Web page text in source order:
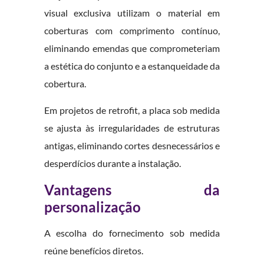
visual exclusiva utilizam o material em
coberturas com comprimento contínuo,
eliminando emendas que comprometeriam
a estética do conjunto e a estanqueidade da
cobertura.
Em projetos de retrofit, a placa sob medida
se ajusta às irregularidades de estruturas
antigas, eliminando cortes desnecessários e
desperdícios durante a instalação.
Vantagens da
personalização
A escolha do fornecimento sob medida
reúne benefícios diretos.